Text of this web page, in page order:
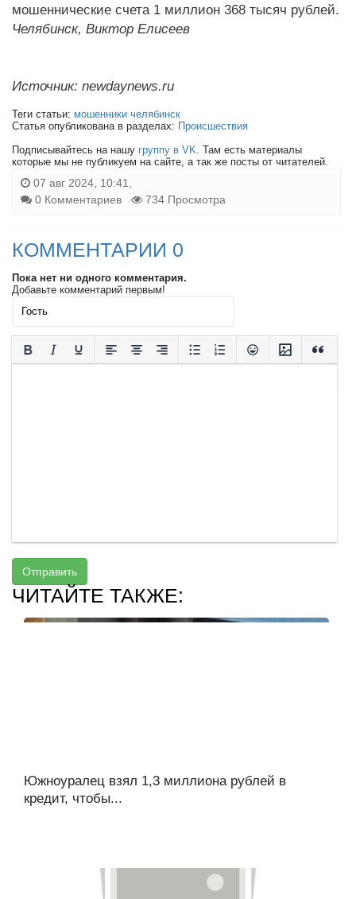
мошеннические счета 1 миллион 368 тысяч рублей.
Челябинск, Виктор Елисеев
Источник: newdaynews.ru
Теги статьи: мошенники челябинск
Статья опубликована в разделах: Происшествия
Подписывайтесь на нашу группу в VK . Там есть материалы
которые мы не публикуем на сайте, а так же посты от читателей.
07 авг 2024, 10:41,
0 Комментариев
734 Просмотра
КОММЕНТАРИИ 0
Пока нет ни одного комментария.
Добавьте комментарий первым!
Отправить
ЧИТАЙТЕ ТАКЖЕ:
Южноуралец взял 1,3 миллиона рублей в
кредит, чтобы...